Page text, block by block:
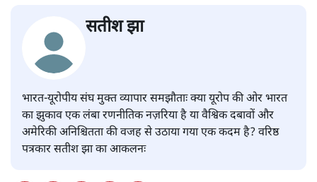
सतीश झा
भारत-यूरोपीय संघ मुक्त व्यापार समझौताः क्या यूरोप की ओर भारत
का झुकाव एक लंबा रणनीतिक नज़रिया है या वैश्विक दबावों और
अमेरिकी अनिश्चितता की वजह से उठाया गया एक कदम है? वरिष्ठ
पत्रकार सतीश झा का आकलनः